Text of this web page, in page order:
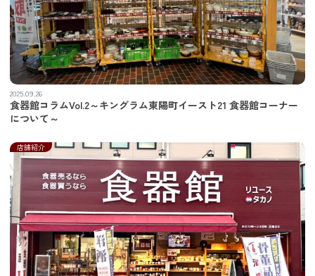
2025.09.26
食器館コラムVol.2～キングラム東陽町イースト21 食器館コーナー
について～
店舗紹介